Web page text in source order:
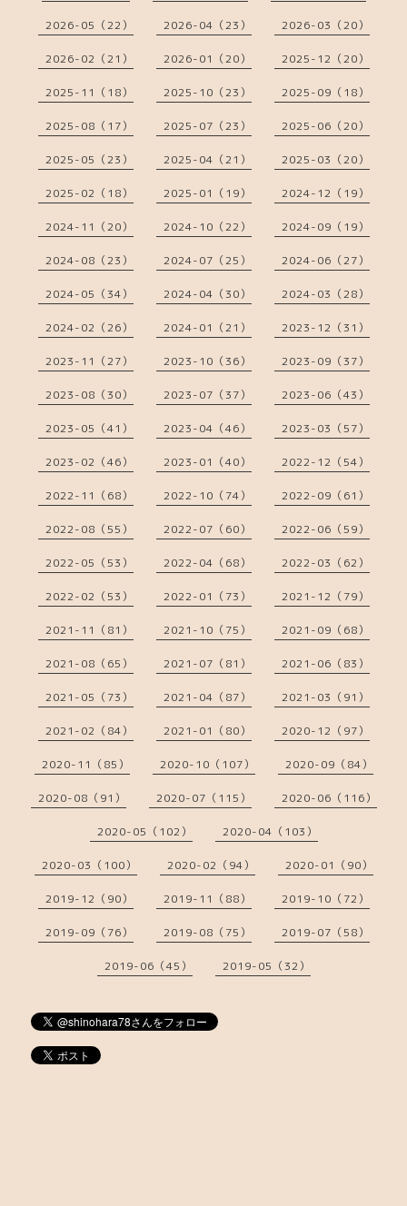
2026-05（22） 2026-04（23） 2026-03（20）
2026-02（21） 2026-01（20） 2025-12（20）
2025-11（18） 2025-10（23） 2025-09（18）
2025-08（17） 2025-07（23） 2025-06（20）
2025-05（23） 2025-04（21） 2025-03（20）
2025-02（18） 2025-01（19） 2024-12（19）
2024-11（20） 2024-10（22） 2024-09（19）
2024-08（23） 2024-07（25） 2024-06（27）
2024-05（34） 2024-04（30） 2024-03（28）
2024-02（26） 2024-01（21） 2023-12（31）
2023-11（27） 2023-10（36） 2023-09（37）
2023-08（30） 2023-07（37） 2023-06（43）
2023-05（41） 2023-04（46） 2023-03（57）
2023-02（46） 2023-01（40） 2022-12（54）
2022-11（68） 2022-10（74） 2022-09（61）
2022-08（55） 2022-07（60） 2022-06（59）
2022-05（53） 2022-04（68） 2022-03（62）
2022-02（53） 2022-01（73） 2021-12（79）
2021-11（81） 2021-10（75） 2021-09（68）
2021-08（65） 2021-07（81） 2021-06（83）
2021-05（73） 2021-04（87） 2021-03（91）
2021-02（84） 2021-01（80） 2020-12（97）
2020-11（85） 2020-10（107） 2020-09（84）
2020-08（91） 2020-07（115） 2020-06（116）
2020-05（102） 2020-04（103）
2020-03（100） 2020-02（94） 2020-01（90）
2019-12（90） 2019-11（88） 2019-10（72）
2019-09（76） 2019-08（75） 2019-07（58）
2019-06（45） 2019-05（32）